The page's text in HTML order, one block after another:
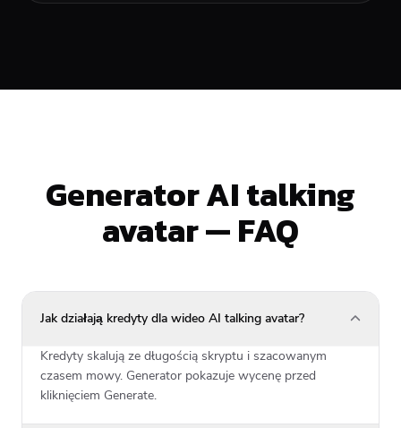
Generator AI talking
avatar — FAQ
Jak działają kredyty dla wideo AI talking avatar?
Kredyty skalują ze długością skryptu i szacowanym
czasem mowy. Generator pokazuje wycenę przed
kliknięciem Generate.